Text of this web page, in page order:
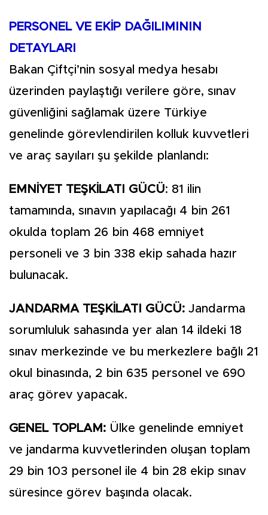
PERSONEL VE EKİP DAĞILIMININ
DETAYLARI
Bakan Çiftçi’nin sosyal medya hesabı
üzerinden paylaştığı verilere göre, sınav
güvenliğini sağlamak üzere Türkiye
genelinde görevlendirilen kolluk kuvvetleri
ve araç sayıları şu şekilde planlandı:
EMNİYET TEŞKİLATI GÜCÜ: 81 ilin
tamamında, sınavın yapılacağı 4 bin 261
okulda toplam 26 bin 468 emniyet
personeli ve 3 bin 338 ekip sahada hazır
bulunacak.
JANDARMA TEŞKİLATI GÜCÜ: Jandarma
sorumluluk sahasında yer alan 14 ildeki 18
sınav merkezinde ve bu merkezlere bağlı 21
okul binasında, 2 bin 635 personel ve 690
araç görev yapacak.
GENEL TOPLAM: Ülke genelinde emniyet
ve jandarma kuvvetlerinden oluşan toplam
29 bin 103 personel ile 4 bin 28 ekip sınav
süresince görev başında olacak.